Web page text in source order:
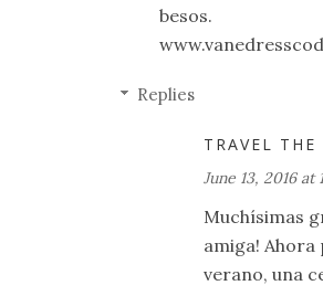
besos.
Replies
TRAVEL THE
June 13, 2016 at
Muchísimas
amiga! Ahora
verano, una